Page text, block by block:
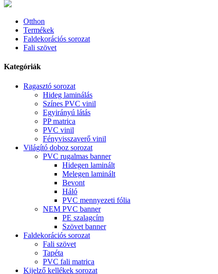
Otthon
Termékek
Faldekorációs sorozat
Fali szövet
Kategóriák
Ragasztó sorozat
Hideg laminálás
Színes PVC vinil
Egyirányú látás
PP matrica
PVC vinil
Fényvisszaverő vinil
Világító doboz sorozat
PVC rugalmas banner
Hidegen laminált
Melegen laminált
Bevont
Háló
PVC mennyezeti fólia
NEM PVC banner
PE szalagcím
Szövet banner
Faldekorációs sorozat
Fali szövet
Tapéta
PVC fali matrica
Kijelző kellékek sorozat